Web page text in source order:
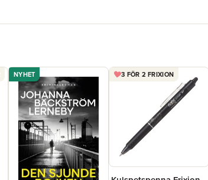
NYHET 3 FÖR 2 FRIXION